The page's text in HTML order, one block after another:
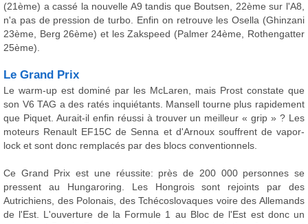
(21ème) a cassé la nouvelle A9 tandis que Boutsen, 22ème sur l'A8,
n'a pas de pression de turbo. Enfin on retrouve les Osella (Ghinzani
23ème, Berg 26ème) et les Zakspeed (Palmer 24ème, Rothengatter
25ème).
Le Grand Prix
Le warm-up est dominé par les McLaren, mais Prost constate que
son V6 TAG a des ratés inquiétants. Mansell tourne plus rapidement
que Piquet. Aurait-il enfin réussi à trouver un meilleur « grip » ? Les
moteurs Renault EF15C de Senna et d'Arnoux souffrent de vapor-
lock et sont donc remplacés par des blocs conventionnels.
Ce Grand Prix est une réussite: près de 200 000 personnes se
pressent au Hungaroring. Les Hongrois sont rejoints par des
Autrichiens, des Polonais, des Tchécoslovaques voire des Allemands
de l'Est. L'ouverture de la Formule 1 au Bloc de l'Est est donc un